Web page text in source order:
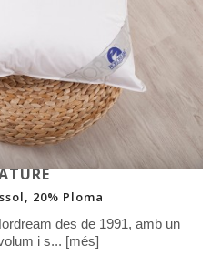
20% Ploma
des de 1991, amb un
i s... [més]